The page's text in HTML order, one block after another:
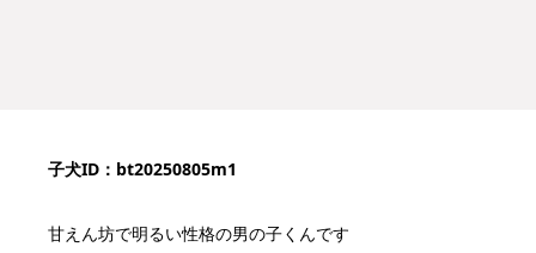
子犬ID：bt20250805m1
甘えん坊で明るい性格の男の子くんです